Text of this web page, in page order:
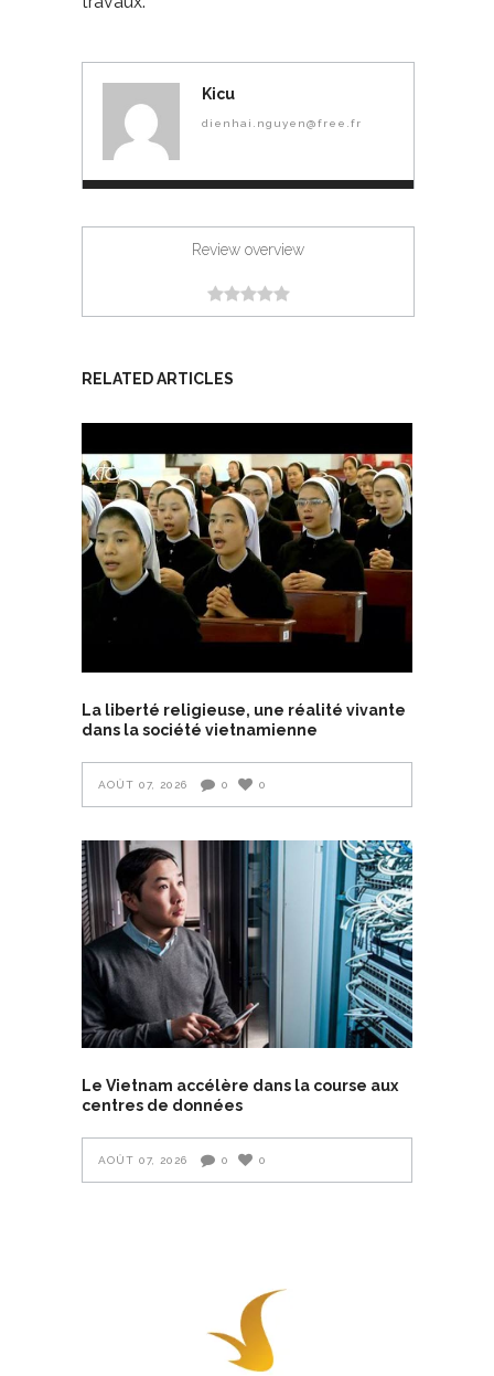
Kicu
dienhai.nguyen@free.fr
Review overview
RELATED ARTICLES
La liberté religieuse, une réalité vivante
dans la société vietnamienne
AOÛT 07, 2026 0 0
Le Vietnam accélère dans la course aux
centres de données
AOÛT 07, 2026 0 0